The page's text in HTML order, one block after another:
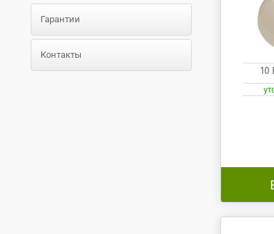
Гарантии
Контакты
10